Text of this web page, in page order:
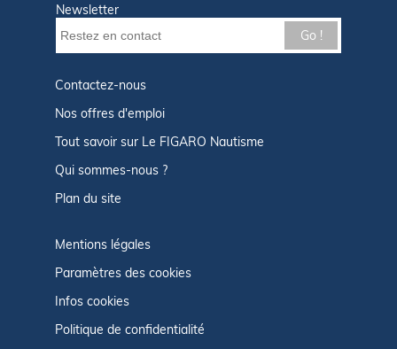
Newsletter
Go !
Contactez-nous
Nos offres d'emploi
Tout savoir sur Le FIGARO Nautisme
Qui sommes-nous ?
Plan du site
Mentions légales
Paramètres des cookies
Infos cookies
Politique de confidentialité